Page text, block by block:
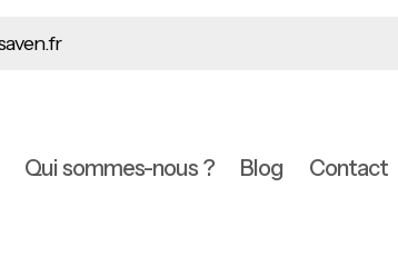
Qui sommes-nous ? Blog Contact